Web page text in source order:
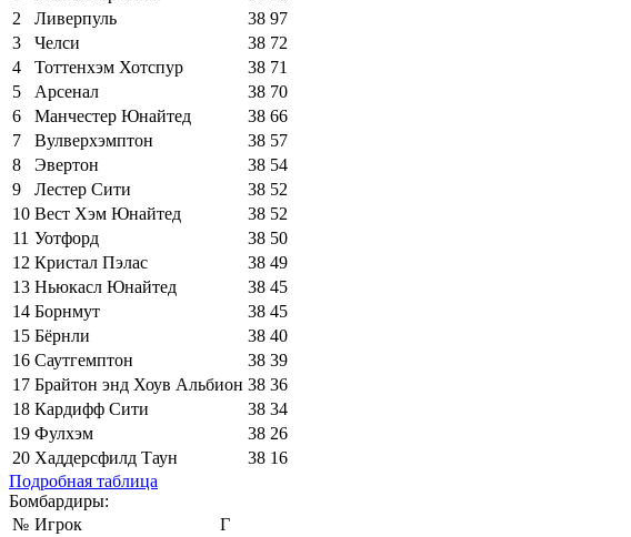
2
Ливерпуль 38 97
3
Челси 38 72
4
Тоттенхэм Хотспур 38 71
5
Арсенал 38 70
6
Манчестер Юнайтед 38 66
7
Вулверхэмптон 38 57
8
Эвертон 38 54
9
Лестер Сити 38 52
10 Вест Хэм Юнайтед 38 52
11 Уотфорд 38 50
12 Кристал Пэлас 38 49
13 Ньюкасл Юнайтед 38 45
14 Борнмут 38 45
15 Бёрнли 38 40
16 Саутгемптон 38 39
17 Брайтон энд Хоув Альбион 38 36
18 Кардифф Сити 38 34
19 Фулхэм 38 26
20 Хаддерсфилд Таун 38 16
Подробная таблица
Бомбардиры:
№ Игрок
Г